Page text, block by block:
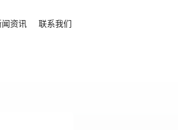
闻资讯 联系我们